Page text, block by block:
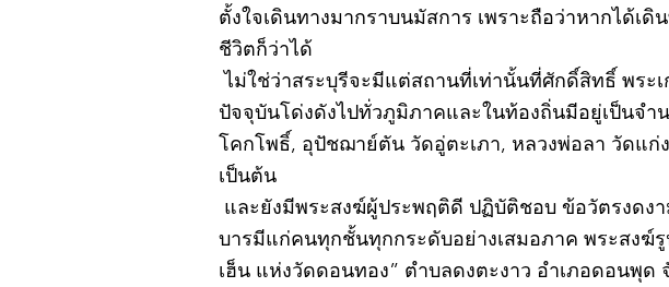
ตั้งใจเดินทางมากราบนมัสการ เพราะถือว่าหากได้เ
ชีวิตก็ว่าได้
ไม่ใช่ว่าสระบุรีจะมีแต่สถานที่เท่านั้นที่ศักดิ์สิทธิ์ พระ
ปัจจุบันโด่งดังไปทั่วภูมิภาคและในท้องถิ่นมีอยู่เป็นจ
โคกโพธิ์, อุปัชฌาย์ตัน วัดอู่ตะเภา, หลวงพ่อลา วัดแ
เป็นต้น
และยังมีพระสงฆ์ผู้ประพฤติดี ปฏิบัติชอบ ข้อวัตรงดงา
บารมีแก่คนทุกชั้นทุกกระดับอย่างเสมอภาค พระสงฆ์
เฮ็น แห่งวัดดอนทอง” ตำบลดงตะงาว อำเภอดอนพุ